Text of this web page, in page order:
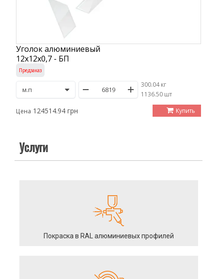
Уголок алюминиевый
12х12х0,7 - БП
Предзаказ
300.04 кг
/1136.50 шт
Цена 124514.94 грн Купить
Услуги
Покраска в RAL алюминиевых профилей